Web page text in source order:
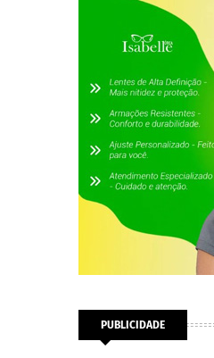
PUBLICIDADE